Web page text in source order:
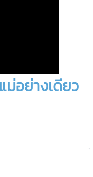
ม่อย่างเดียว